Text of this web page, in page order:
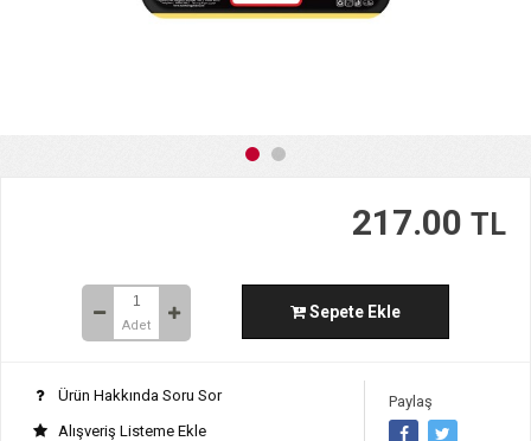
217.00 TL
Adet
Sepete Ekle
Ürün Hakkında Soru Sor
Alışveriş Listeme Ekle
Paylaş